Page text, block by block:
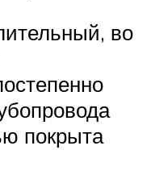
во
покрыта